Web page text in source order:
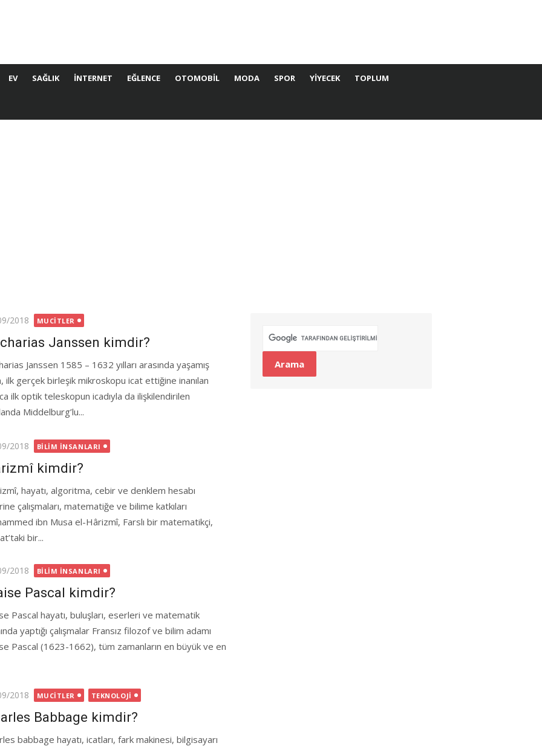
EV SAĞLIK İNTERNET EĞLENCE OTOMOBIL MODA SPOR YIYECEK TOPLUM
2018 MUCITLER
Janssen kimdir?
Janssen 1585 – 1632 yılları arasında yaşamış
ilk gerçek birleşik mikroskopu icat ettiğine inanılan
ilk optik teleskopun icadıyla da ilişkilendirilen
Middelburg’lu...
2018 BILIM İNSANLARI
kimdir?
hayatı, algoritma, cebir ve denklem hesabı
çalışmaları, matematiğe ve bilime katkıları
ibn Musa el-Hârizmî, Farslı bir matematikçi,
bir...
2018 BILIM İNSANLARI
Pascal kimdir?
Pascal hayatı, buluşları, eserleri ve matematik
yaptığı çalışmalar Fransız filozof ve bilim adamı
Pascal (1623-1662), tüm zamanların en büyük ve en
2018 MUCITLER TEKNOLOJI
Babbage kimdir?
babbage hayatı, icatları, fark makinesi, bilgisayarı